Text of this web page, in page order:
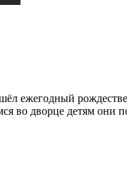
ежегодный
дворце детям они